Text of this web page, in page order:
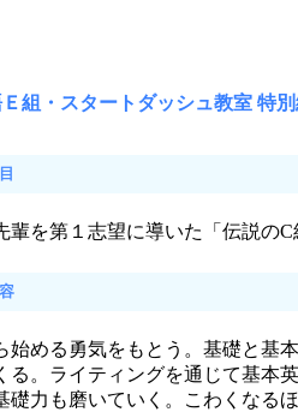
組・スタートダッシュ教室 特
輩を第１志望に導いた「伝説のC
始める勇気をもとう。基礎と基
る。ライティングを通じて基本
礎力も磨いていく。こわくなる